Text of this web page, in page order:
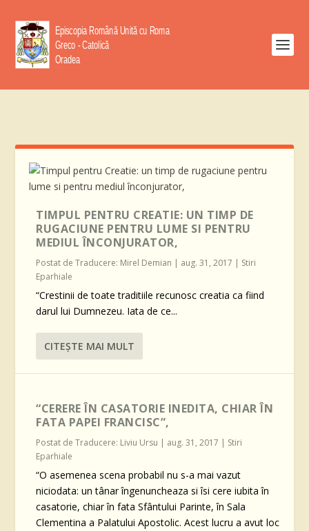
TIMPUL PENTRU CREATIE: UN TIMP DE
RUGACIUNE PENTRU LUME SI PENTRU
MEDIUL ÎNCONJURATOR,
Postat deTraducere: Mirel Demian | aug. 31, 2017 | Stiri
Eparhiale
“Crestinii de toate traditiile recunosc creatia ca fiind
darul lui Dumnezeu. Iata de ce...
CITEŞTE MAI MULT
“CERERE ÎN CASATORIE INEDITA, CHIAR ÎN
FATA PAPEI FRANCISC”,
Postat deTraducere: Liviu Ursu | aug. 31, 2017 | Stiri
Eparhiale
“O asemenea scena probabil nu s-a mai vazut
niciodata: un tânar îngenuncheaza si îsi cere iubita în
casatorie, chiar în fata Sfântului Parinte, în Sala
Clementina a Palatului Apostolic. Acest lucru a avut loc